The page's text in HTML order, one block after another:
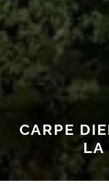
CARPE
LA